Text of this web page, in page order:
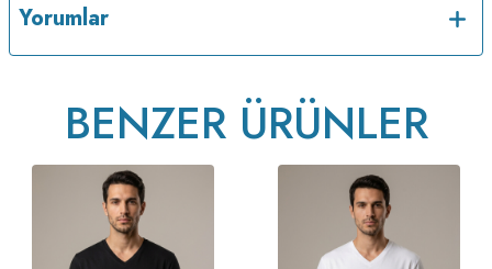
Yorumlar
BENZER ÜRÜNLER